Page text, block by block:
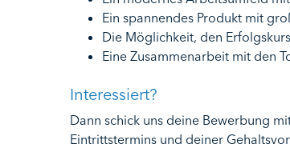
Ein spannendes Produkt mit
Die Möglichkeit, den
Eine Zusammenarbeit mit den
Interessiert?
Dann schick uns deine Bewerbung
Eintrittstermins und deiner